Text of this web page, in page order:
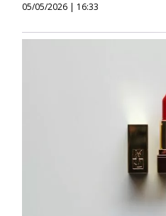
05/05/2026 | 16:33